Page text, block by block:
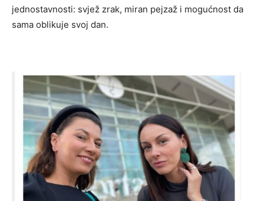
jednostavnosti: svjež zrak, miran pejzaž i mogućnost da
sama oblikuje svoj dan.